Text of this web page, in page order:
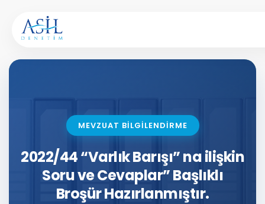
MEVZUAT BİLGİLENDİRME
2022/44 “Varlık Barışı” na ilişkin
Soru ve Cevaplar” Başlıklı
Broşür Hazırlanmıştır.